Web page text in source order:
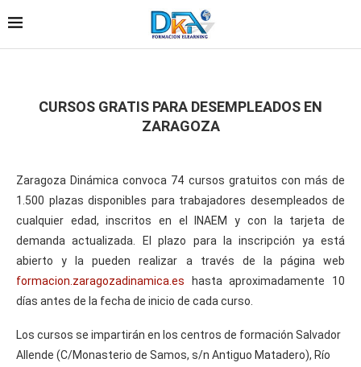
CURSOS GRATIS PARA DESEMPLEADOS EN
ZARAGOZA
Zaragoza Dinámica convoca 74 cursos gratuitos con más de
1.500 plazas disponibles para trabajadores desempleados de
cualquier edad, inscritos en el INAEM y con la tarjeta de
demanda actualizada. El plazo para la inscripción ya está
abierto y la pueden realizar a través de la página web
formacion.zaragozadinamica.es hasta aproximadamente 10
días antes de la fecha de inicio de cada curso.
Los cursos se impartirán en los centros de formación Salvador
Allende (C/Monasterio de Samos, s/n Antiguo Matadero), Río